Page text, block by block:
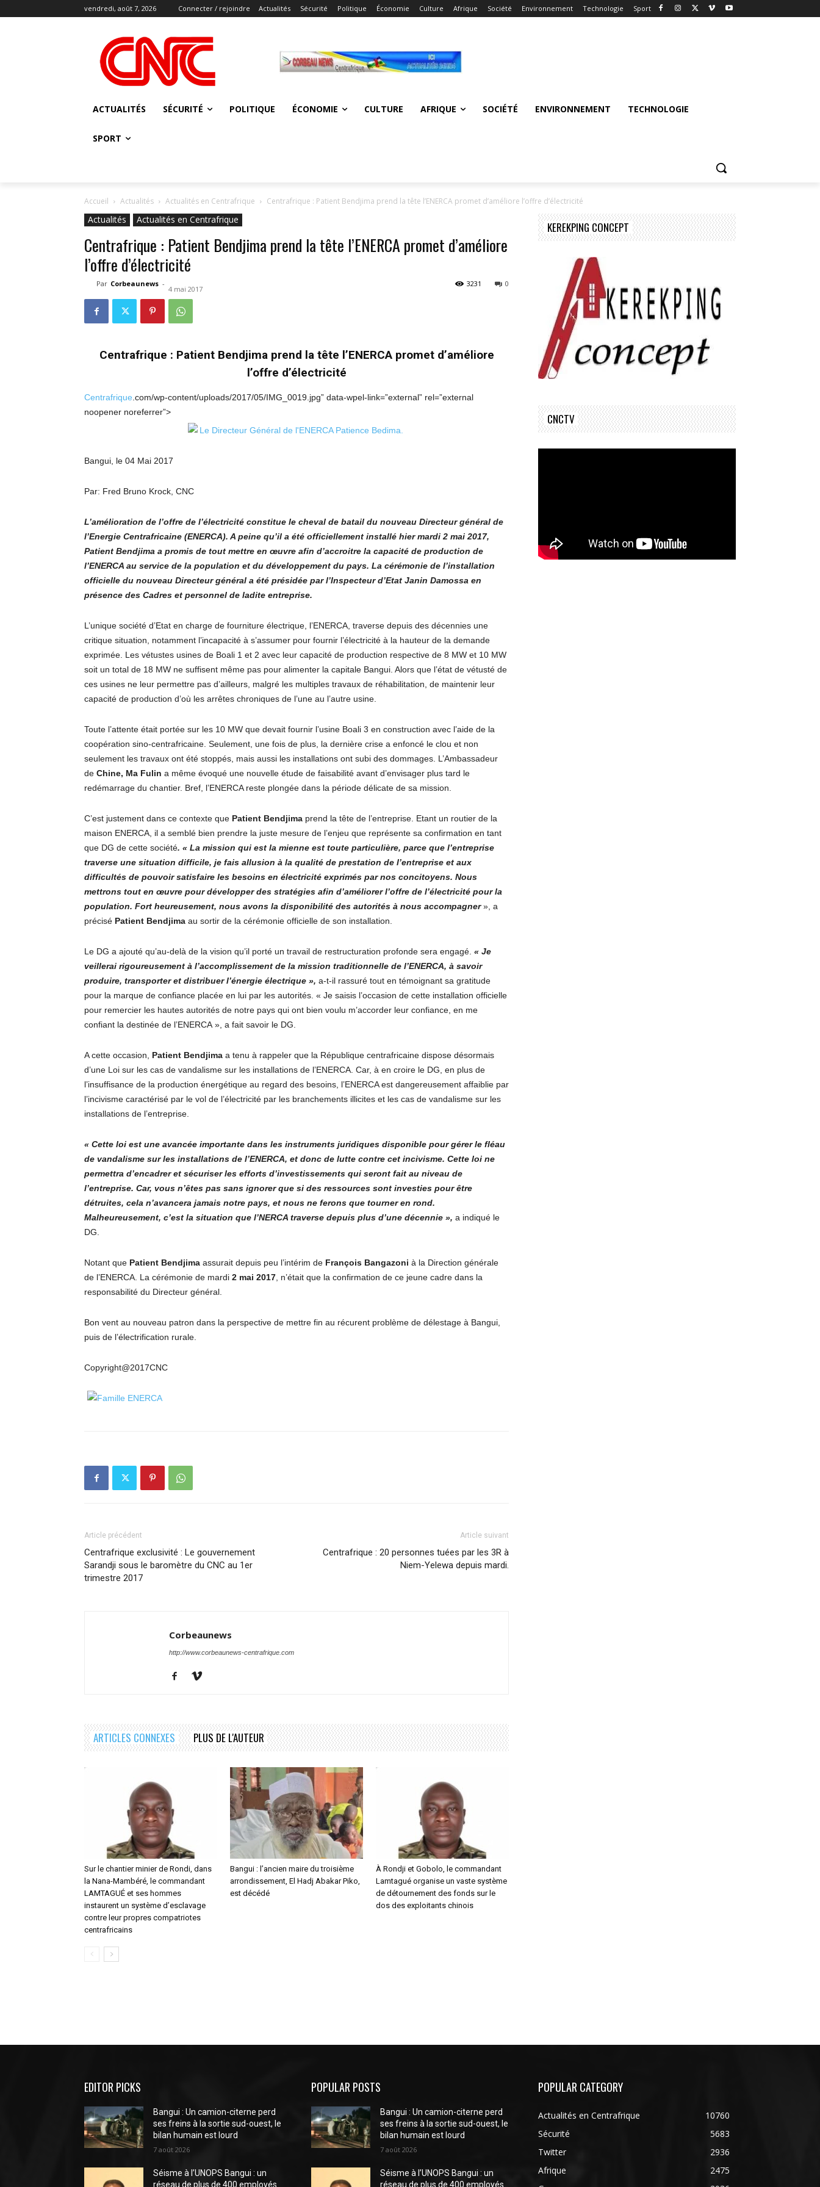
vendredi, août 7, 2026 Connecter / rejoindre Actualités Sécurité Politique Économie Culture Afrique Société Environnement Technologie Sport
ACTUALITÉS SÉCURITÉ POLITIQUE ÉCONOMIE CULTURE AFRIQUE SOCIÉTÉ ENVIRONNEMENT TECHNOLOGIE
SPORT
Accueil Actualités Actualités en Centrafrique Centrafrique : Patient Bendjima prend la tête l’ENERCA promet d’améliore l’offre d’électricité
Actualités Actualités en Centrafrique
Centrafrique : Patient Bendjima prend la tête l’ENERCA promet d’améliore
l’offre d’électricité
Par Corbeaunews -
4 mai 2017
0
3231
Centrafrique : Patient Bendjima prend la tête l’ENERCA promet d’améliore
l’offre d’électricité
Centrafrique .com/wp-content/uploads/2017/05/IMG_0019.jpg” data-wpel-link=”external” rel=”external
noopener noreferrer”>
Bangui, le 04 Mai 2017
Par: Fred Bruno Krock, CNC
L’amélioration de l’offre de l’électricité constitue le cheval de batail du nouveau Directeur général de
l’Energie Centrafricaine (ENERCA). A peine qu’il a été officiellement installé hier mardi 2 mai 2017,
Patient Bendjima a promis de tout mettre en œuvre afin d’accroitre la capacité de production de
l’ENERCA au service de la population et du développement du pays. La cérémonie de l’installation
officielle du nouveau Directeur général a été présidée par l’Inspecteur d’Etat Janin Damossa en
présence des Cadres et personnel de ladite entreprise.
L’unique société d’Etat en charge de fourniture électrique, l’ENERCA, traverse depuis des décennies une
critique situation, notamment l’incapacité à s’assumer pour fournir l’électricité à la hauteur de la demande
exprimée. Les vétustes usines de Boali 1 et 2 avec leur capacité de production respective de 8 MW et 10 MW
soit un total de 18 MW ne suffisent même pas pour alimenter la capitale Bangui. Alors que l’état de vétusté de
ces usines ne leur permettre pas d’ailleurs, malgré les multiples travaux de réhabilitation, de maintenir leur
capacité de production d’où les arrêtes chroniques de l’une au l’autre usine.
Toute l’attente était portée sur les 10 MW que devait fournir l’usine Boali 3 en construction avec l’aide de la
coopération sino-centrafricaine. Seulement, une fois de plus, la dernière crise a enfoncé le clou et non
seulement les travaux ont été stoppés, mais aussi les installations ont subi des dommages. L’Ambassadeur
de Chine, Ma Fulin a même évoqué une nouvelle étude de faisabilité avant d’envisager plus tard le
redémarrage du chantier. Bref, l’ENERCA reste plongée dans la période délicate de sa mission.
C’est justement dans ce contexte que Patient Bendjima prend la tête de l’entreprise. Etant un routier de la
maison ENERCA, il a semblé bien prendre la juste mesure de l’enjeu que représente sa confirmation en tant
que DG de cette société. « La mission qui est la mienne est toute particulière, parce que l’entreprise
traverse une situation difficile, je fais allusion à la qualité de prestation de l’entreprise et aux
difficultés de pouvoir satisfaire les besoins en électricité exprimés par nos concitoyens. Nous
mettrons tout en œuvre pour développer des stratégies afin d’améliorer l’offre de l’électricité pour la
population. Fort heureusement, nous avons la disponibilité des autorités à nous accompagner», a
précisé Patient Bendjima au sortir de la cérémonie officielle de son installation.
Le DG a ajouté qu’au-delà de la vision qu’il porté un travail de restructuration profonde sera engagé. « Je
veillerai rigoureusement à l’accomplissement de la mission traditionnelle de l’ENERCA, à savoir
produire, transporter et distribuer l’énergie électrique », a-t-il rassuré tout en témoignant sa gratitude
pour la marque de confiance placée en lui par les autorités. « Je saisis l’occasion de cette installation officielle
pour remercier les hautes autorités de notre pays qui ont bien voulu m’accorder leur confiance, en me
confiant la destinée de l’ENERCA », a fait savoir le DG.
A cette occasion, Patient Bendjima a tenu à rappeler que la République centrafricaine dispose désormais
d’une Loi sur les cas de vandalisme sur les installations de l’ENERCA. Car, à en croire le DG, en plus de
l’insuffisance de la production énergétique au regard des besoins, l’ENERCA est dangereusement affaiblie par
l’incivisme caractérisé par le vol de l’électricité par les branchements illicites et les cas de vandalisme sur les
installations de l’entreprise.
« Cette loi est une avancée importante dans les instruments juridiques disponible pour gérer le fléau
de vandalisme sur les installations de l’ENERCA, et donc de lutte contre cet incivisme. Cette loi ne
permettra d’encadrer et sécuriser les efforts d’investissements qui seront fait au niveau de
l’entreprise. Car, vous n’êtes pas sans ignorer que si des ressources sont investies pour être
détruites, cela n’avancera jamais notre pays, et nous ne ferons que tourner en rond.
Malheureusement, c’est la situation que l’NERCA traverse depuis plus d’une décennie », a indiqué le
DG.
Notant que Patient Bendjima assurait depuis peu l’intérim de François Bangazoni à la Direction générale
de l’ENERCA. La cérémonie de mardi 2 mai 2017 , n’était que la confirmation de ce jeune cadre dans la
responsabilité du Directeur général.
Bon vent au nouveau patron dans la perspective de mettre fin au récurent problème de délestage à Bangui,
puis de l’électrification rurale.
Copyright@2017CNC
Article précédent
Centrafrique exclusivité : Le gouvernement
Sarandji sous le baromètre du CNC au 1er
trimestre 2017
Article suivant
Centrafrique : 20 personnes tuées par les 3R à
Niem-Yelewa depuis mardi.
Corbeaunews
http://www.corbeaunews-centrafrique.com
ARTICLES CONNEXES PLUS DE L'AUTEUR
Sur le chantier minier de Rondi, dans
la Nana-Mambéré, le commandant
LAMTAGUÉ et ses hommes
instaurent un système d’esclavage
contre leur propres compatriotes
centrafricains
Bangui : l’ancien maire du troisième
arrondissement, El Hadj Abakar Piko,
est décédé
À Rondji et Gobolo, le commandant
Lamtagué organise un vaste système
de détournement des fonds sur le
dos des exploitants chinois
KEREKPING CONCEPT
CNCTV
EDITOR PICKS
Bangui : Un camion-citerne perd
ses freins à la sortie sud-ouest, le
bilan humain est lourd
7 août 2026
Séisme à l’UNOPS Bangui : un
réseau de plus de 400 employés
POPULAR POSTS
Bangui : Un camion-citerne perd
ses freins à la sortie sud-ouest, le
bilan humain est lourd
7 août 2026
Séisme à l’UNOPS Bangui : un
réseau de plus de 400 employés
POPULAR CATEGORY
Actualités en Centrafrique
10760
Sécurité
5683
Twitter
2936
Afrique
2475